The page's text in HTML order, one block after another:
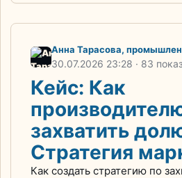
Анна Тарасова,
30.07.2026 23:28 · 83
Кейс: Как
захватить
Cтратегия
Как создать стратегию по